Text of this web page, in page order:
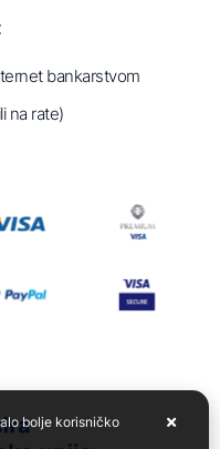
bankarstvom
na rate)
bolje korisničko